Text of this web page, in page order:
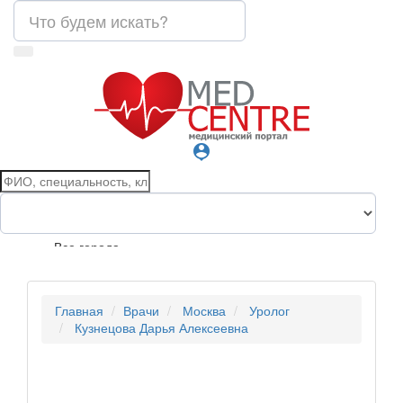
person_pin
Все города
Главная Врачи Москва
Уролог
Кузнецова Дарья Алексеевна